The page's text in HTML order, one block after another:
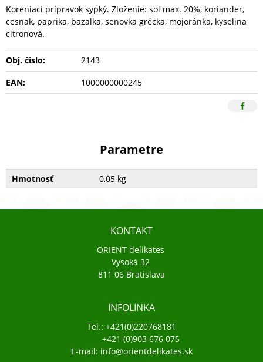
Koreniaci prípravok sypký. Zloženie: soľ max. 20%, koriander,
cesnak, paprika, bazalka, senovka grécka, mojoránka, kyselina
citronová.
Obj. čislo:
2143
EAN:
1000000000245
Parametre
Hmotnosť 0,05 kg
KONTAKT
ORIENT delikates
Vysoká 32
811 06 Bratislava
INFOLINKA
Tel.: +421(0)220768181
+421 (0)903 676 075
E-mail: info@orientdelikates.sk